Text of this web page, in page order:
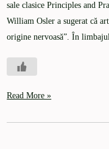
sale clasice Principles and
William Osler a sugerat că
origine nervoasă”. În
Read More »